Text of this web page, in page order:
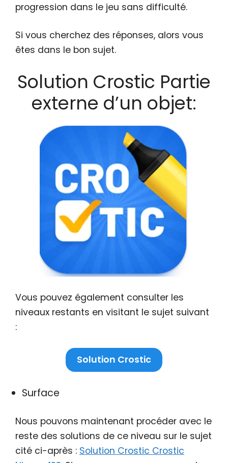
progression dans le jeu sans difficulté.
Si vous cherchez des réponses, alors vous
êtes dans le bon sujet.
Solution Crostic Partie
externe d’un objet:
Vous pouvez également consulter les
niveaux restants en visitant le sujet suivant
:
Solution Crostic
Surface
Nous pouvons maintenant procéder avec le
reste des solutions de ce niveau sur le sujet
cité ci-après : Solution Crostic Crostic